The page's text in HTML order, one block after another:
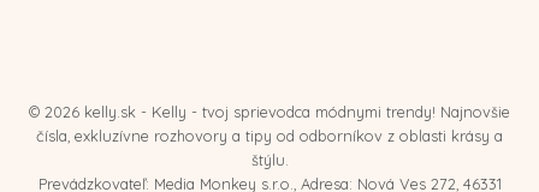
© 2026 kelly.sk - Kelly - tvoj sprievodca módnymi trendy! Najnovšie
čísla, exkluzívne rozhovory a tipy od odborníkov z oblasti krásy a
štýlu.
Prevádzkovateľ: Media Monkey s.r.o., Adresa: Nová Ves 272, 46331